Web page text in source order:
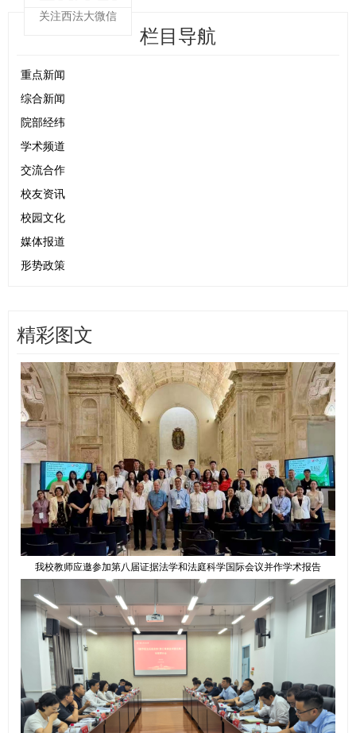
关注西法大微信
栏目导航
重点新闻
综合新闻
院部经纬
学术频道
交流合作
校友资讯
校园文化
媒体报道
形势政策
精彩图文
我校教师应邀参加第八届证据法学和法庭科学国际会议并作学术报告